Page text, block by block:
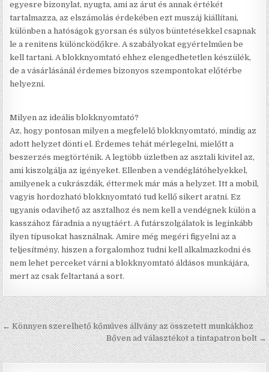
egyesre bizonylat, nyugta, ami az árut és annak értékét
tartalmazza, az elszámolás érdekében ezt muszáj kiállítani,
különben a hatóságok gyorsan és súlyos büntetésekkel csapnak
le a renitens különcködőkre. A szabályokat egyértelműen be
kell tartani. A blokknyomtató ehhez elengedhetetlen készülék,
de a vásárlásánál érdemes bizonyos szempontokat előtérbe
helyezni.
Milyen az ideális blokknyomtató?
Az, hogy pontosan milyen a megfelelő blokknyomtató, mindig az
adott helyzet dönti el. Érdemes tehát mérlegelni, mielőtt a
beszerzés megtörténik. A legtöbb üzletben az asztali kivitel az,
ami kiszolgálja az igényeket. Ellenben a vendéglátóhelyekkel,
amilyenek a cukrászdák, éttermek már más a helyzet. Itt a mobil,
vagyis hordozható blokknyomtató tud kellő sikert aratni. Ez
ugyanis odavihető az asztalhoz és nem kell a vendégnek külön a
kasszához fáradnia a nyugtáért. A futárszolgálatok is leginkább
ilyen típusokat használnak. Amire még megéri figyelni az a
teljesítmény, hiszen a forgalomhoz tudni kell alkalmazkodni és
nem lehet perceket várni a blokknyomtató áldásos munkájára,
mert az csak feltartaná a sort.
Bejegyzés navigáció
← Könnyen szerelhető kőműves állvány az összetett munkákhoz
Bőven ad választékot a tintapatron bolt →